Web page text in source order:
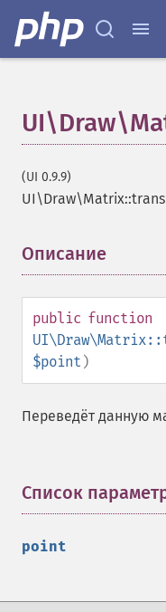
(UI 0.9.9)
Описание
public function
$point )
Переведёт данную
Список
point